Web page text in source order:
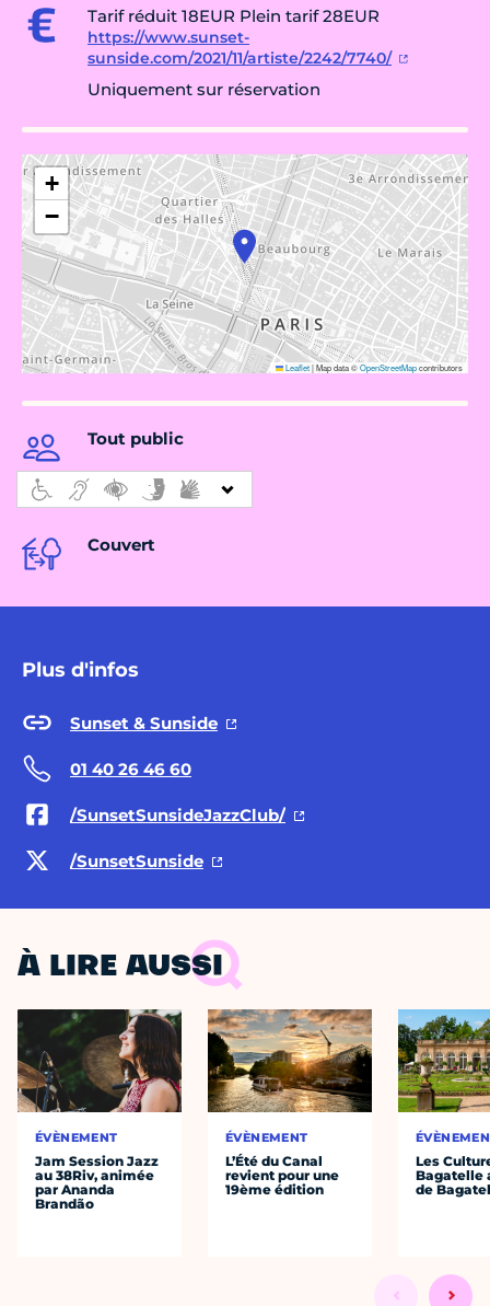
Tarif réduit 18EUR Plein tarif 28EUR
https://www.sunset-
sunside.com/2021/11/artiste/2242/7740/
Uniquement sur réservation
+
−
Leaflet|Map data ©OpenStreetMapcontributors
Tout public
Couvert
Plus d'infos
Sunset & Sunside
01 40 26 46 60
/SunsetSunsideJazzClub/
/SunsetSunside
À LIRE AUSSI
ÉVÈNEMENT
Jam Session Jazz
au 38Riv, animée
par Ananda
Brandão
ÉVÈNEMENT
L’Été du Canal
revient pour une
19ème édition
Les
Bagatelle
de